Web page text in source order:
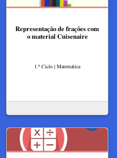
Representação de frações com
o material Cuisenaire
1.º Ciclo | Matemática